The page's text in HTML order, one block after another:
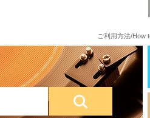
ご利用方法/How